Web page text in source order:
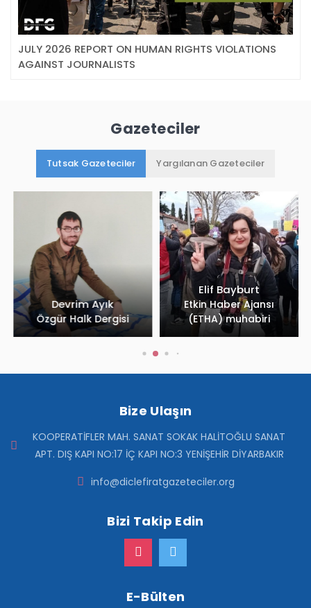
JULY 2026 REPORT ON HUMAN RIGHTS VIOLATIONS
AGAINST JOURNALISTS
Gazeteciler
Tutsak Gazeteciler Yargılanan Gazeteciler
Devrim Ayık
Özgür Halk Dergisi
Elif Bayburt
Etkin Haber Ajansı
(ETHA) muhabiri
Bize Ulaşın
KOOPERATİFLER MAH. SANAT SOKAK HALİTOĞLU SANAT
APT. DIŞ KAPI NO:17 İÇ KAPI NO:3 YENİŞEHİR DİYARBAKIR
info@diclefiratgazeteciler.org
Bizi Takip Edin
E-Bülten